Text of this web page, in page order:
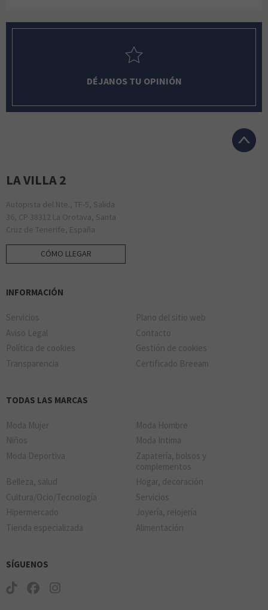
DÉJANOS TU OPINIÓN
LA VILLA 2
Autopista del Nte., TF-5, Salida
36, CP 38312 La Orotava, Santa
Cruz de Tenerife, España
CÓMO LLEGAR
INFORMACIÓN
Servicios
Plano del sitio web
Aviso Legal
Contacto
Política de cookies
Gestión de cookies
Transparencia
Certificado Breeam
TODAS LAS MARCAS
Moda Mujer
Moda Hombre
Niños
Moda Intima
Moda Deportiva
Zapatería, bolsos y
complementos
Belleza, salud
Hogar, decoración
Cultura/Ocio/Tecnología
Servicios
Hipermercado
Joyería, relojería
Tienda especializada
Alimentación
SÍGUENOS